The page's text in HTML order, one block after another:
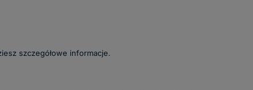
szczegółowe informacje.